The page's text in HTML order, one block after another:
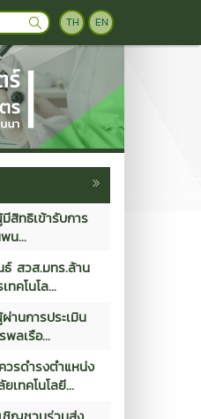
TH EN
สิทธิเข้ารับการ
น...
สวส.มทร.ล้าน
คโนโล...
านการประเมิน
พลเรือ...
รดำรงตำแหน่ง
เทคโนโลยี...